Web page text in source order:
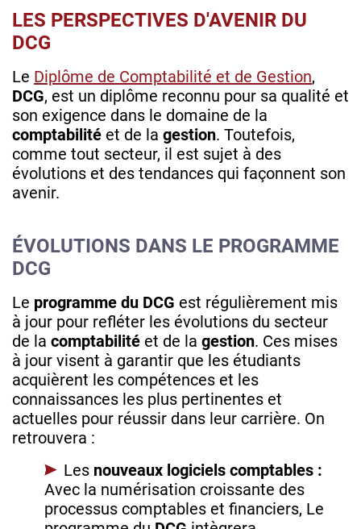
LES PERSPECTIVES D'AVENIR DU
DCG
Le Diplôme de Comptabilité et de Gestion,
DCG, est un diplôme reconnu pour sa qualité et
son exigence dans le domaine de la
comptabilité et de la gestion. Toutefois,
comme tout secteur, il est sujet à des
évolutions et des tendances qui façonnent son
avenir.
ÉVOLUTIONS DANS LE PROGRAMME
DCG
Le programme du DCG est régulièrement mis
à jour pour refléter les évolutions du secteur
de la comptabilité et de la gestion. Ces mises
à jour visent à garantir que les étudiants
acquièrent les compétences et les
connaissances les plus pertinentes et
actuelles pour réussir dans leur carrière. On
retrouvera :
Les nouveaux logiciels comptables :
Avec la numérisation croissante des
processus comptables et financiers, Le